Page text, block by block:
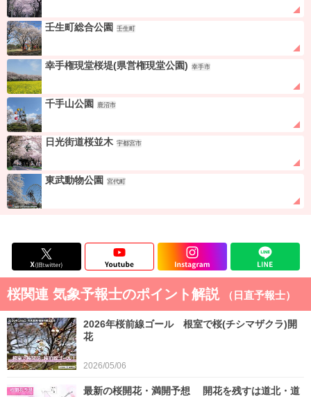
壬生町総合公園 壬生町
幸手権現堂桜堤(県営権現堂公園) 幸手市
千手山公園 鹿沼市
日光街道桜並木 宇都宮市
東武動物公園 宮代町
桜関連 気象予報士のポイント解説 （日直予報士）
2026年桜前線ゴール 根室で桜(チシマザクラ)開
花
2026/05/06
最新の桜開花・満開予想 開花を残すは道北・道